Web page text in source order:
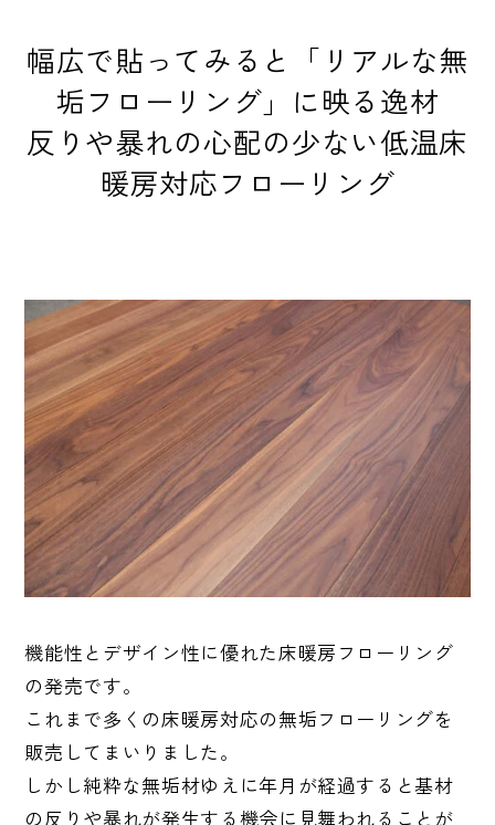
幅広で貼ってみると「リアルな無
垢フローリング」に映る逸材
反りや暴れの心配の少ない低温床
暖房対応フローリング
機能性とデザイン性に優れた床暖房フローリング
の発売です。
これまで多くの床暖房対応の無垢フローリングを
販売してまいりました。
しかし純粋な無垢材ゆえに年月が経過すると基材
の反りや暴れが発生する機会に見舞われることが